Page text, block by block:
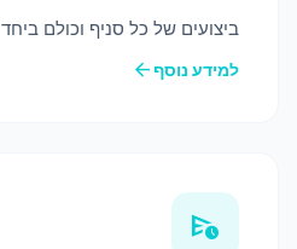
ביצועים של כל סניף וכולם ביחד
למידע נוסףarrow_back
schedule_send